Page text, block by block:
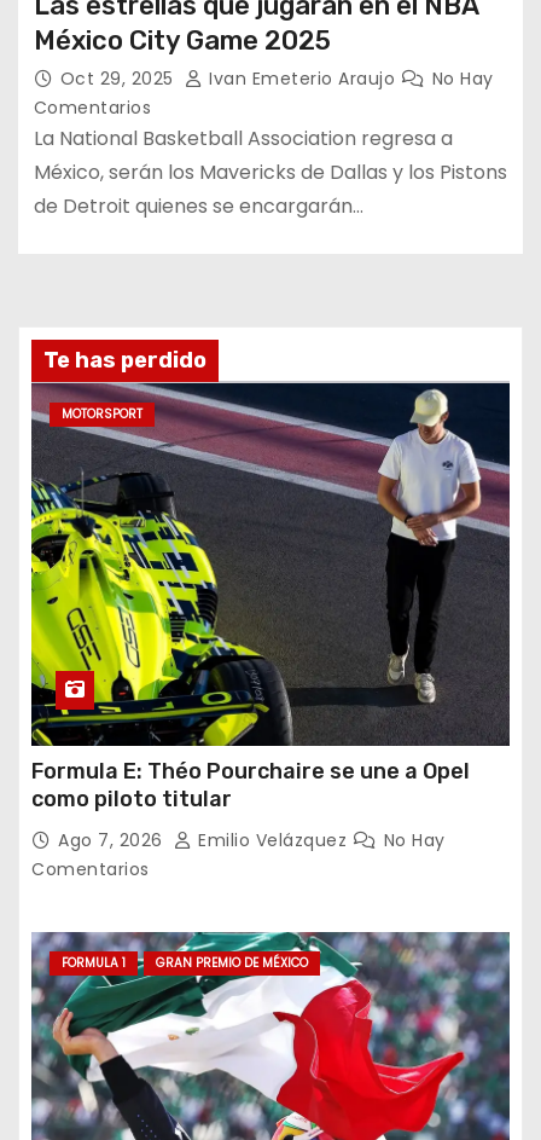
México City Game 2025
Oct 29, 2025 Ivan Emeterio Araujo
No Hay
Comentarios
La National Basketball Association regresa a
México, serán los Mavericks de Dallas y los Pistons
de Detroit quienes se encargarán…
Te has perdido
MOTORSPORT
Formula E: Théo Pourchaire se une a Opel
como piloto titular
Ago 7, 2026 Emilio Velázquez
No Hay
Comentarios
FORMULA 1 GRAN PREMIO DE MÉXICO